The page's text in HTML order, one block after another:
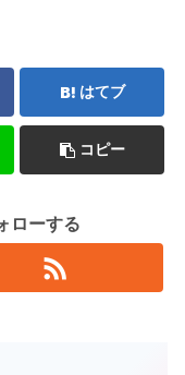
はてブ
コピー
ローする